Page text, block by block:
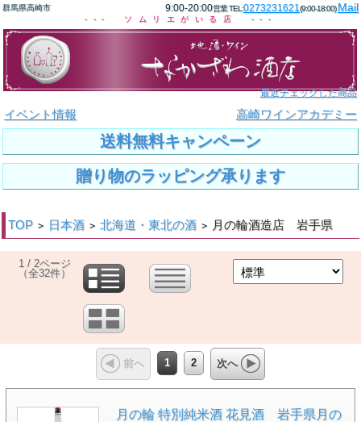
群馬県高崎市 9:00-20:00営業 TEL:0273231621(9:00-18:00)Mail
--- ソムリエがいる店 ---
最近チェックした商品
イベント情報 高崎ワインアカデミー
送料無料キャンペーン
贈り物のラッピング承ります
TOP > 日本酒 > 北海道・東北の酒 > 月の輪酒造店 岩手県
1 / 2ページ
（全32件）
前へ 1 2 次へ
月の輪 特別純米酒 花見酒 岩手県月の